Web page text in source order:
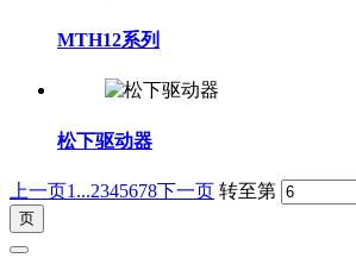
MTH12系列
松下驱动器
上一页1...2345678下一页 转至第